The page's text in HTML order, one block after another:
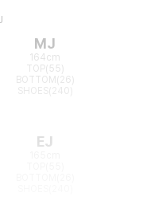
MJ
164cm
TOP(55)
BOTTOM(26)
EJ